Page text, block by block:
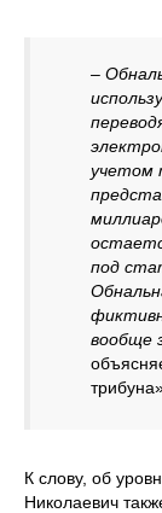
–
учетом
под
вообще
К слову, об
Николаевич